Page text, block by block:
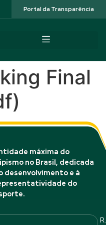
Portal da Transparência
Final
máxima do
no Brasil, dedicada
desenvolvimento e à
do
R.